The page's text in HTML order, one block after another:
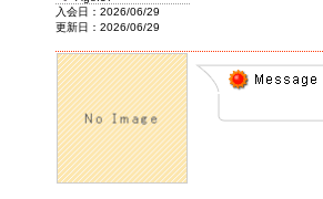
入会日：2026/06/29
更新日：2026/06/29